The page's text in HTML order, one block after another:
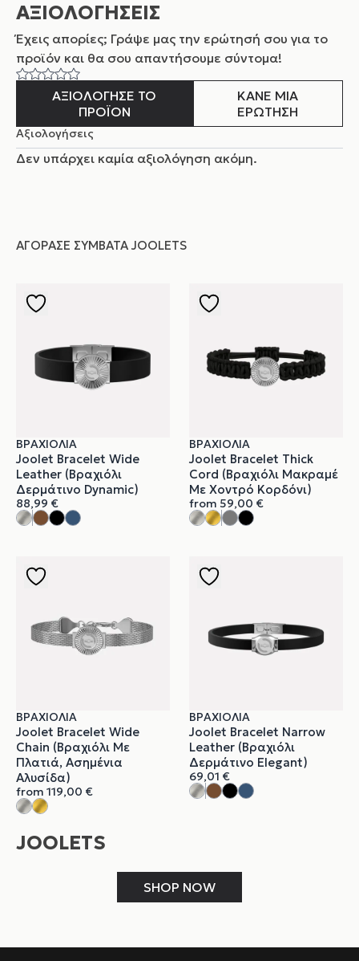
ΑΞΙΟΛΟΓΗΣΕΙΣ
Έχεις απορίες; Γράψε μας την ερώτησή σου για το
προϊόν και θα σου απαντήσουμε σύντομα!
ΑΞΙΟΛΟΓΗΣΕ ΤΟ
ΠΡΟΪΟΝ
ΚΑΝΕ ΜΙΑ
ΕΡΩΤΗΣΗ
Αξιολογήσεις
Δεν υπάρχει καμία αξιολόγηση ακόμη.
ΑΓΌΡΑΣΕ ΣΥΜΒΑΤΆ JOOLETS
ΒΡΑΧΙΌΛΙΑ
Joolet Bracelet Wide
Leather (Βραχιόλι
Δερμάτινο Dynamic)
88,99 €
ΒΡΑΧΙΌΛΙΑ
Joolet Bracelet Thick
Cord (Βραχιόλι Μακραμέ
Με Χοντρό Κορδόνι)
from 59,00 €
ΒΡΑΧΙΌΛΙΑ
Joolet Bracelet Wide
Chain (Βραχιόλι Με
Πλατιά, Ασημένια
Αλυσίδα)
from 119,00 €
ΒΡΑΧΙΌΛΙΑ
Joolet Bracelet Narrow
Leather (Βραχιόλι
Δερμάτινο Elegant)
69,01 €
JOOLETS
SHOP NOW